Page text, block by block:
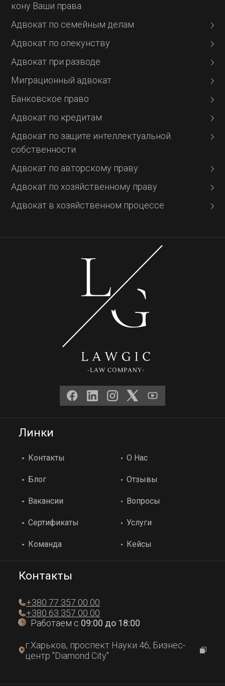
кону Ваши права
Адвокат по семейным делам
Адвокат по опекунству
Адвокат при разводе
Миграционный адвокат
Банковское право
Адвокат по кредитам
Адвокат по защите интеллектуальной
собственности
Адвокат по авторскому праву
Адвокат по хозяйственному праву
Адвокат в хозяйственном процессе
Линки
Контакты О Нас
Блог Отзывы
Вакансии Вопросы
Сертификаты Услуги
Команда Кейсы
Контакты
г.Харьков, проспект Науки 46, Бизнес-
центр "Diamond City"
Работаем с 09:00 до 18:00
+380 77 357 00 00
+380 63 357 00 00